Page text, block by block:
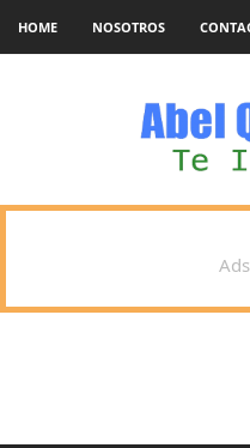
HOME NOSOTROS